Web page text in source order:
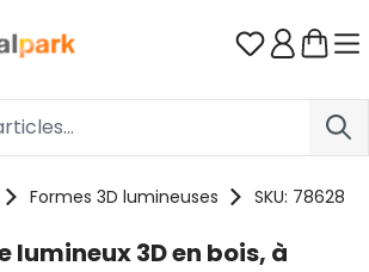
principal Vous avez
Formes 3D lumineuses SKU: 78628
lumineux 3D en bois, à